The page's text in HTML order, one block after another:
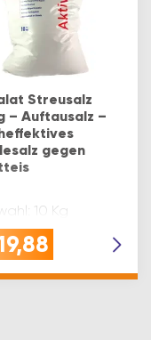
Streusalz
– Auftausalz –
gegen
10 Kg